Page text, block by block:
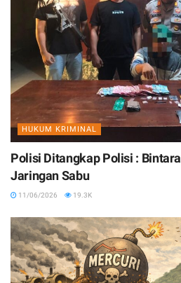
HUKUM KRIMINAL
Polisi Ditangkap Polisi :
Jaringan Sabu
11/06/2026 19.3K